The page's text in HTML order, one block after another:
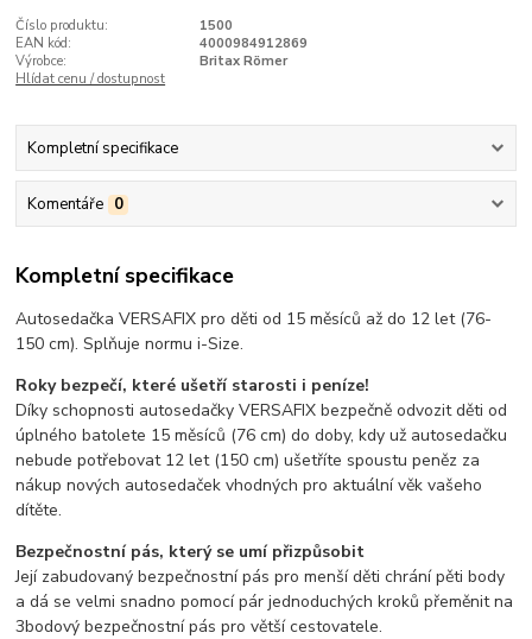
Číslo produktu:
1500
EAN kód:
4000984912869
Výrobce:
Britax Römer
Hlídat cenu / dostupnost
Kompletní specifikace
Komentáře 0
Kompletní specifikace
Autosedačka VERSAFIX pro děti od 15 měsíců až do 12 let (76-
150 cm). Splňuje normu i-Size.
Roky bezpečí, které ušetří starosti i peníze!
Díky schopnosti autosedačky VERSAFIX bezpečně odvozit děti od
úplného batolete 15 měsíců (76 cm) do doby, kdy už autosedačku
nebude potřebovat 12 let (150 cm) ušetříte spoustu peněz za
nákup nových autosedaček vhodných pro aktuální věk vašeho
dítěte.
Bezpečnostní pás, který se umí přizpůsobit
Její zabudovaný bezpečnostní pás pro menší děti chrání pěti body
a dá se velmi snadno pomocí pár jednoduchých kroků přeměnit na
3bodový bezpečnostní pás pro větší cestovatele.